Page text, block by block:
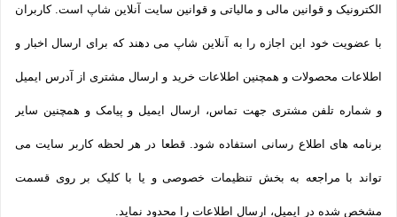
الکترونیک و قوانین مالی و مالیاتی و قوانین سایت آنلاین شاپ است. کاربران
با عضویت خود این اجازه را به آنلاین شاپ می دهند که برای ارسال اخبار و
اطلاعات محصولات و همچنین اطلاعات خرید و ارسال مشتری از آدرس ایمیل
و شماره تلفن مشتری جهت تماس، ارسال ایمیل و پیامک و همچنین سایر
برنامه های اطلاع رسانی استفاده شود. قطعا در هر لحظه کاربر سایت می
تواند با مراجعه به بخش تنظیمات خصوصی و یا با کلیک بر روی قسمت
مشخص شده در ایمیل، ارسال اطلاعات را محدود نماید.